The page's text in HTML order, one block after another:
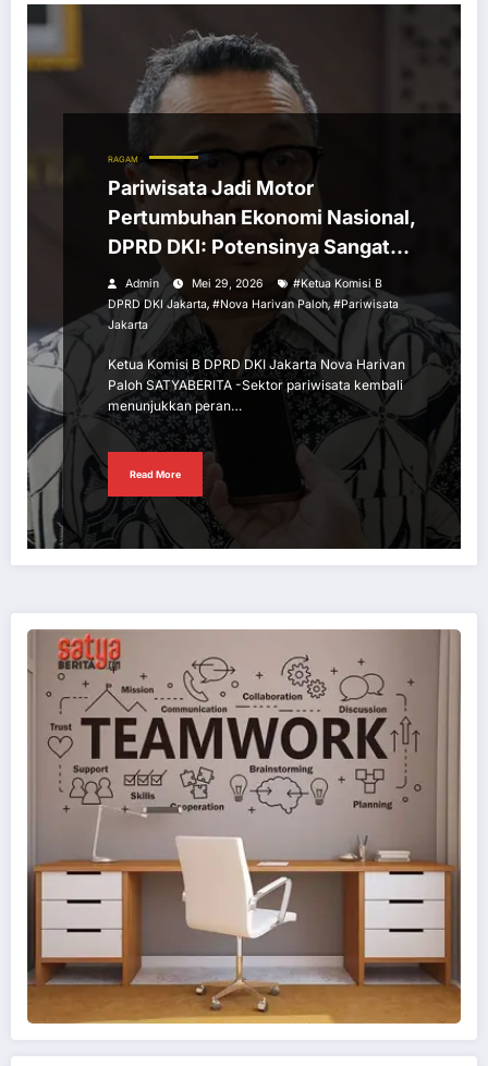
RAGAM
Pariwisata Jadi Motor
Pertumbuhan Ekonomi Nasional,
DPRD DKI: Potensinya Sangat
Besar
Admin Mei 29, 2026
#Ketua Komisi B
DPRD DKI Jakarta, #Nova Harivan Paloh, #Pariwisata
Jakarta
Ketua Komisi B DPRD DKI Jakarta Nova Harivan
Paloh SATYABERITA -Sektor pariwisata kembali
menunjukkan peran…
Read More